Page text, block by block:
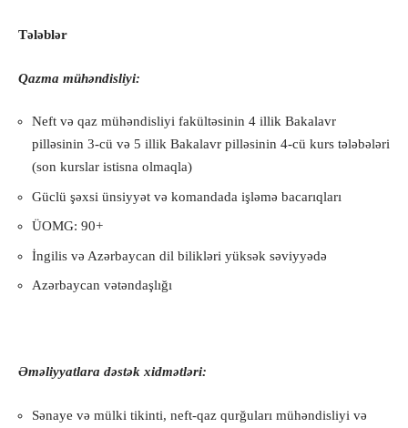
Tələblər
Qazma mühəndisliyi:
Neft və qaz mühəndisliyi fakültəsinin 4 illik Bakalavr
pilləsinin 3-cü və 5 illik Bakalavr pilləsinin 4-cü kurs tələbələri
(son kurslar istisna olmaqla)
Güclü şəxsi ünsiyyət və komandada işləmə bacarıqları
ÜOMG: 90+
İngilis və Azərbaycan dil bilikləri yüksək səviyyədə
Azərbaycan vətəndaşlığı
Əməliyyatlara dəstək xidmətləri:
Sənaye və mülki tikinti, neft-qaz qurğuları mühəndisliyi və